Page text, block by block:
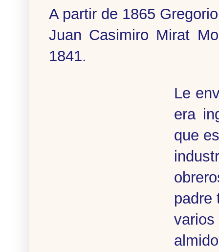
A partir de 1865
Juan Casimiro Mirat
1841.
Le
era
que
padre